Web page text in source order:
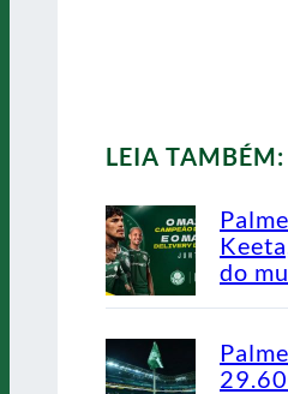
LEIA TAMBÉM:
do